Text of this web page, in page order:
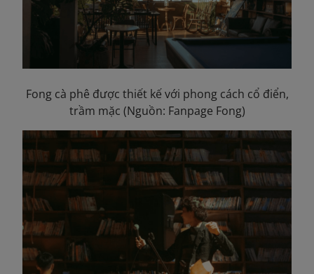
Fong cà phê được thiết kế với phong cách cổ điển,
trầm mặc (Nguồn: Fanpage Fong)